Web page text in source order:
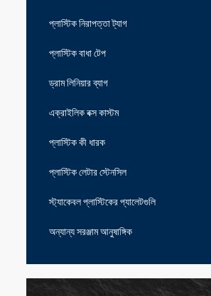
প্লাস্টিক নিরাপত্তা ট্যাগ
প্লাস্টিক বাধা টেপ
ড্রাম লিনিয়ার ব্যাগ
এক্রাইলিক বক্স কাস্টম
প্লাস্টিক কী ধারক
প্লাস্টিক লেটার স্টেনসিল
স্ট্যাকেবল প্লাস্টিকের প্যালেটগুলি
অন্যান্য সরঞ্জাম আনুষাঙ্গিক